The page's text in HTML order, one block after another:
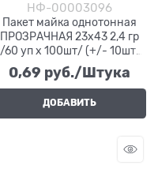
НФ-00003096
Пакет майка однотонная
ПРОЗРАЧНАЯ 23х43 2,4 гр
/60 уп х 100шт/ (+/- 10шт)
(6000)
0,69 руб./Штука
ДОБАВИТЬ